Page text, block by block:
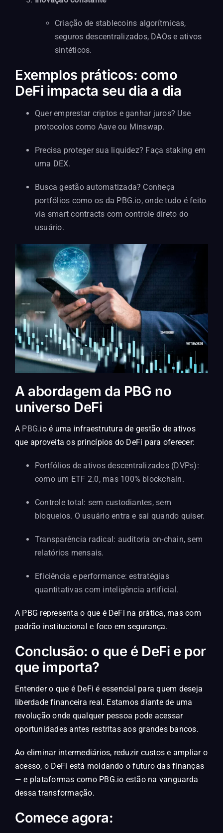
Criação de stablecoins algorítmicas,
seguros descentralizados, DAOs e ativos
sintéticos.
Exemplos práticos: como
DeFi impacta seu dia a dia
Quer emprestar criptos e ganhar juros? Use
protocolos como Aaveou Minswap.
Precisa proteger sua liquidez? Faça staking em
uma DEX.
Busca gestão automatizada? Conheça
portfólios como os da PBG.io, onde tudo é feito
via smart contracts com controle direto do
usuário.
A abordagem da PBG no
universo DeFi
A PBG.io é uma infraestrutura de gestão de ativos
que aproveita os princípios do DeFi para oferecer:
Portfólios de ativos descentralizados (DVPs):
como um ETF 2.0, mas 100% blockchain.
Controle total: sem custodiantes, sem
bloqueios. O usuário entra e sai quando quiser.
Transparência radical: auditoria on-chain, sem
relatórios mensais.
Eficiência e performance: estratégias
quantitativas com inteligência artificial.
A PBG representa o que é DeFi na prática, mas com
padrão institucional e foco em segurança.
Conclusão: o que é DeFi e por
que importa?
Entender o que é DeFi é essencial para quem deseja
liberdade financeira real. Estamos diante de uma
revolução onde qualquer pessoa pode acessar
oportunidades antes restritas aos grandes bancos.
Ao eliminar intermediários, reduzir custos e ampliar o
acesso, o DeFi está moldando o futuro das finanças
— e plataformas como PBG.io estão na vanguarda
dessa transformação.
Comece agora: